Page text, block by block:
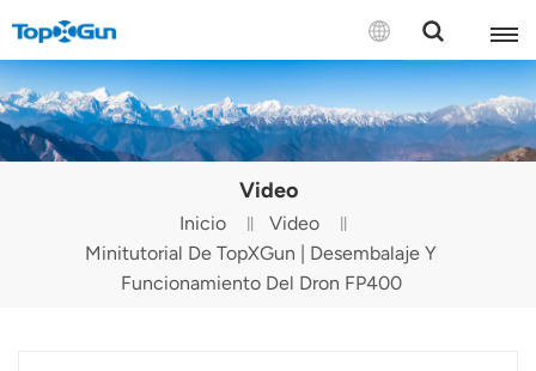
CONTÁCTENOS
English
Русский
Video
Inicio
Video
Minitutorial De TopXGun | Desembalaje Y
Funcionamiento Del Dron FP400